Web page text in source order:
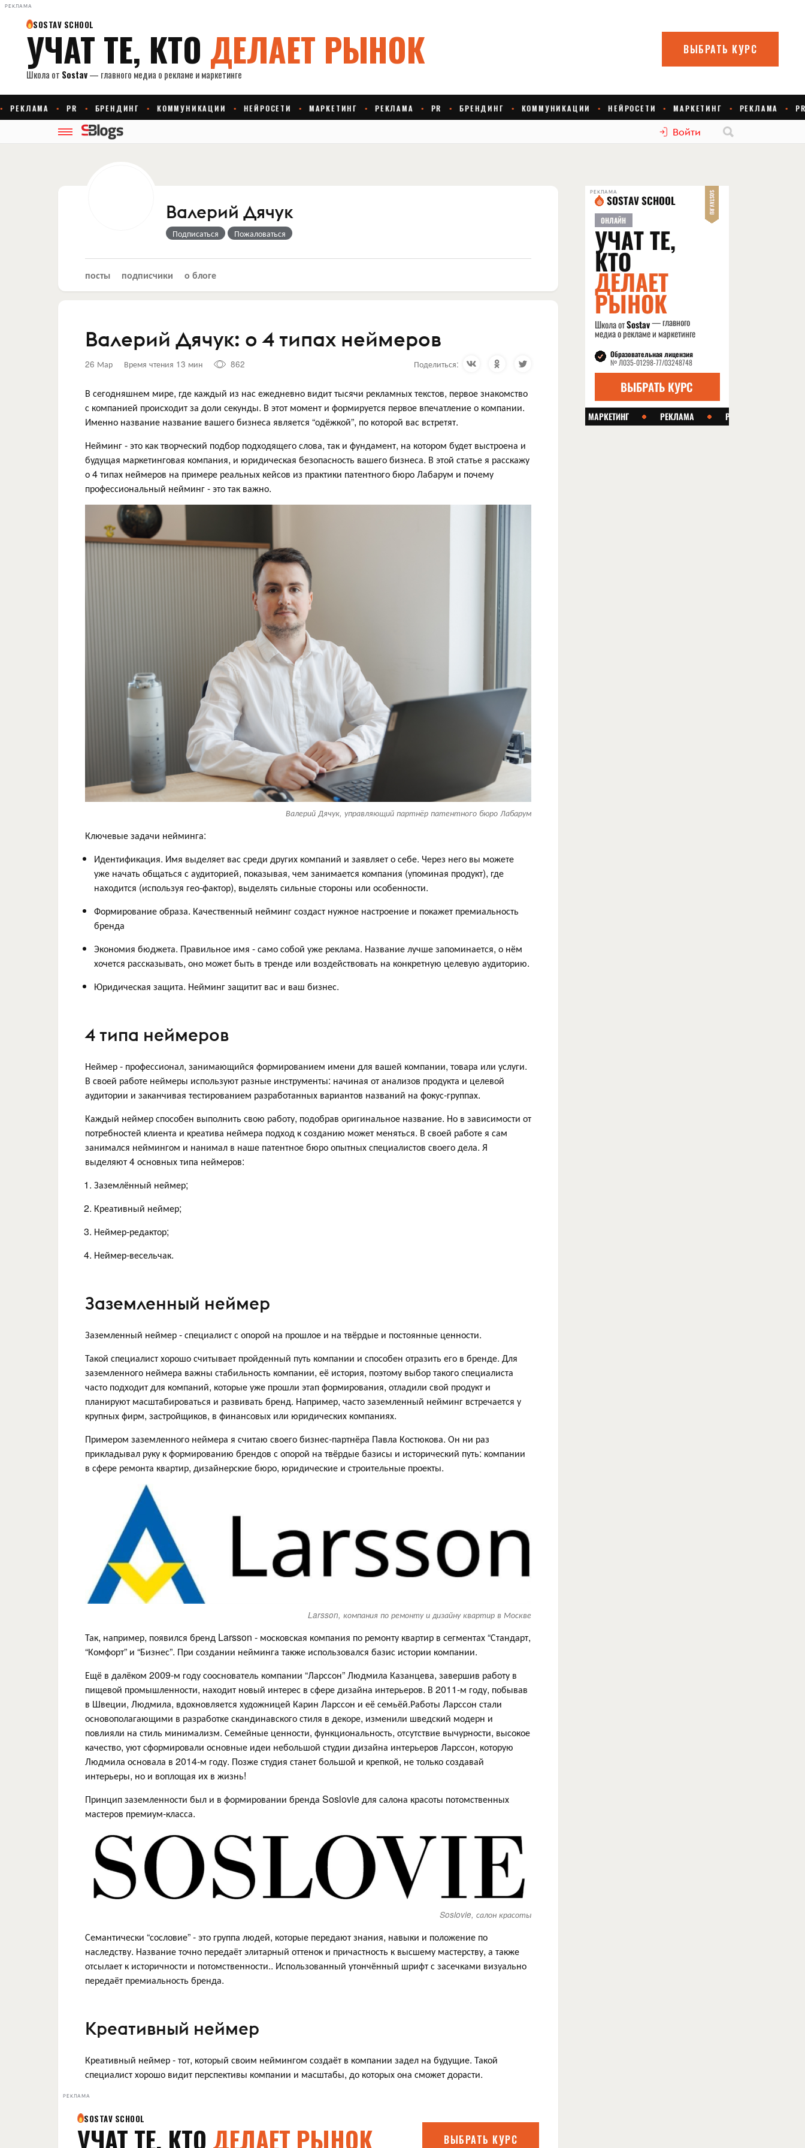
РЕКЛАМА
Войти
Валерий Дячук
Подписаться Пожаловаться
посты подписчики о блоге
Валерий Дячук: о 4 типах неймеров
26 Мар Время чтения 13 мин 862 Поделиться:
В сегодняшнем мире, где каждый из нас ежедневно видит тысячи рекламных текстов, первое знакомство
с компанией происходит за доли секунды. В этот момент и формируется первое впечатление о компании.
Именно название название вашего бизнеса является “одёжкой”, по которой вас встретят.
Нейминг - это как творческий подбор подходящего слова, так и фундамент, на котором будет выстроена и
будущая маркетинговая компания, и юридическая безопасность вашего бизнеса. В этой статье я расскажу
о 4 типах неймеров на примере реальных кейсов из практики патентного бюро Лабарум и почему
профессиональный нейминг - это так важно.
Валерий Дячук, управляющий партнёр патентного бюро Лабарум
Ключевые задачи нейминга:
Идентификация. Имя выделяет вас среди других компаний и заявляет о себе. Через него вы можете
уже начать общаться с аудиторией, показывая, чем занимается компания (упоминая продукт), где
находится (используя гео-фактор), выделять сильные стороны или особенности.
Формирование образа. Качественный нейминг создаст нужное настроение и покажет премиальность
бренда
Экономия бюджета. Правильное имя - само собой уже реклама. Название лучше запоминается, о нём
хочется рассказывать, оно может быть в тренде или воздействовать на конкретную целевую аудиторию.
Юридическая защита. Нейминг защитит вас и ваш бизнес.
4 типа неймеров
Неймер - профессионал, занимающийся формированием имени для вашей компании, товара или услуги.
В своей работе неймеры используют разные инструменты: начиная от анализов продукта и целевой
аудитории и заканчивая тестированием разработанных вариантов названий на фокус-группах.
Каждый неймер способен выполнить свою работу, подобрав оригинальное название. Но в зависимости от
потребностей клиента и креатива неймера подход к созданию может меняться. В своей работе я сам
занимался неймингом и нанимал в наше патентное бюро опытных специалистов своего дела. Я
выделяют 4 основных типа неймеров:
Заземлённый неймер;
Креативный неймер;
Неймер-редактор;
Неймер-весельчак.
Заземленный неймер
Заземленный неймер - специалист с опорой на прошлое и на твёрдые и постоянные ценности.
Такой специалист хорошо считывает пройденный путь компании и способен отразить его в бренде. Для
заземленного неймера важны стабильность компании, её история, поэтому выбор такого специалиста
часто подходит для компаний, которые уже прошли этап формирования, отладили свой продукт и
планируют масштабироваться и развивать бренд. Например, часто заземленный нейминг встречается у
крупных фирм, застройщиков, в финансовых или юридических компаниях.
Примером заземленного неймера я считаю своего бизнес-партнёра Павла Костюкова. Он ни раз
прикладывал руку к формированию брендов с опорой на твёрдые базисы и исторический путь: компании
в сфере ремонта квартир, дизайнерские бюро, юридические и строительные проекты.
Larsson, компания по ремонту и дизайну квартир в Москве
Так, например, появился бренд Larsson - московская компания по ремонту квартир в сегментах “Стандарт,
“Комфорт” и “Бизнес”. При создании нейминга также использовался базис истории компании.
Ещё в далёком 2009-м году сооснователь компании “Ларссон” Людмила Казанцева, завершив работу в
пищевой промышленности, находит новый интерес в сфере дизайна интерьеров. В 2011-м году, побывав
в Швеции, Людмила, вдохновляется художницей Карин Ларссон и её семьёй.Работы Ларссон стали
основополагающими в разработке скандинавского стиля в декоре, изменили шведский модерн и
повлияли на стиль минимализм. Семейные ценности, функциональность, отсутствие вычурности, высокое
качество, уют сформировали основные идеи небольшой студии дизайна интерьеров Ларссон, которую
Людмила основала в 2014-м году. Позже студия станет большой и крепкой, не только создавай
интерьеры, но и воплощая их в жизнь!
Принцип заземленности был и в формировании бренда Soslovie для салона красоты потомственных
мастеров премиум-класса.
Soslovie, салон красоты
Семантически “сословие” - это группа людей, которые передают знания, навыки и положение по
наследству. Название точно передаёт элитарный оттенок и причастность к высшему мастерству, а также
отсылает к историчности и потомственности.. Использованный утончённый шрифт с засечками визуально
передаёт премиальность бренда.
Креативный неймер
Креативный неймер - тот, который своим неймингом создаёт в компании задел на будущие. Такой
специалист хорошо видит перспективы компании и масштабы, до которых она сможет дорасти.
РЕКЛАМА
РЕКЛАМА